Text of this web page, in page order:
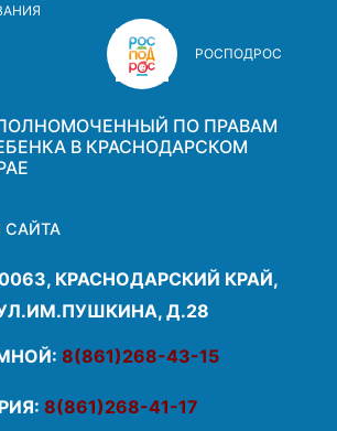
РОСПОДРОС
ПО ПРАВАМ
В КРАСНОДАРСКОМ
САЙТА
КРАСНОДАРСКИЙ КРАЙ,
Д.28
8(861)268-43-15
8(861)268-41-17